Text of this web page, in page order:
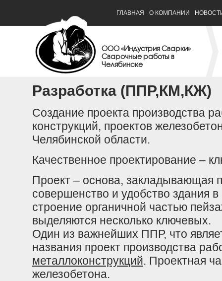
ГЛАВНАЯ О КОМПАНИИ
ООО «Индустрия Сварки»
Сварочные работы в
Челябинске
Разработка (ППР,КМ,КЖ)
Создание проекта производства
конструкций, проектов
Челябинской области.
Качественное проектирование –
Проект – основа, закладывающая
совершенство и удобство здания
строение органичной частью
выделяются несколько ключевых.
Один из важнейших ППР, что
названия проект производства
металлоконструкций. Проектная
железобетона.